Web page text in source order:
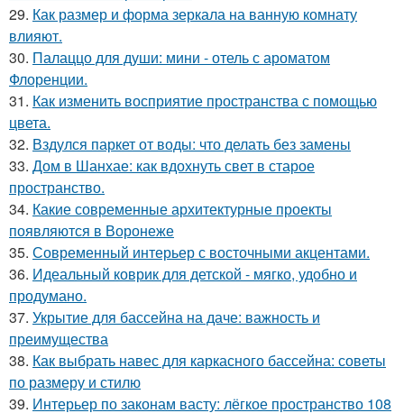
29. Как размер и форма зеркала на ванную комнату
влияют.
30. Палаццо для души: мини - отель с ароматом
Флоренции.
31. Как изменить восприятие пространства с помощью
цвета.
32. Вздулся паркет от воды: что делать без замены
33. Дом в Шанхае: как вдохнуть свет в старое
пространство.
34. Какие современные архитектурные проекты
появляются в Воронеже
35. Современный интерьер с восточными акцентами.
36. Идеальный коврик для детской - мягко, удобно и
продумано.
37. Укрытие для бассейна на даче: важность и
преимущества
38. Как выбрать навес для каркасного бассейна: советы
по размеру и стилю
39. Интерьер по законам васту: лёгкое пространство 108